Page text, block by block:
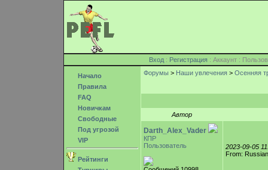
Вход: Регистрация : Аккаунт :
Начало
Правила
FAQ
Новичкам
Свободные
Под угрозой
VIP
Рейтинги
Форумы > Наши увлечения > Осенняя
Автор
Darth_Alex_Vader
КПР
Пользователь
2023-09-05
From: